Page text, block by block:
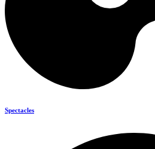
Spectacles